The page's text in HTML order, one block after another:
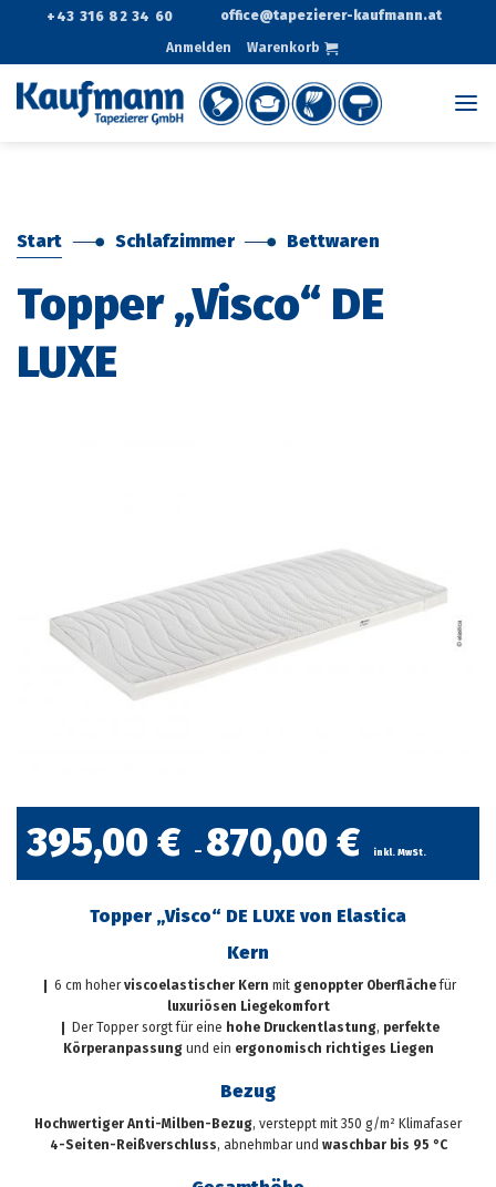
springen
+43 316 82 34 60 office@tapezierer-kaufmann.at
Anmelden Warenkorb
Start Schlafzimmer Bettwaren
Topper „Visco“ DE
LUXE
395,00 € – 870,00 € inkl. MwSt.
Topper „Visco“ DE LUXE von Elastica
Kern
❙ 6 cm hoherviscoelastischer Kern mit genoppter Oberflächefür
luxuriösen Liegekomfort
❙ Der Topper sorgt für eine hohe Druckentlastung, perfekte
Körperanpassungund ein ergonomisch richtiges Liegen
Bezug
Hochwertiger Anti-Milben-Bezug, versteppt mit 350 g/m² Klimafaser
4-Seiten-Reißverschluss, abnehmbar und waschbar bis 95 °C